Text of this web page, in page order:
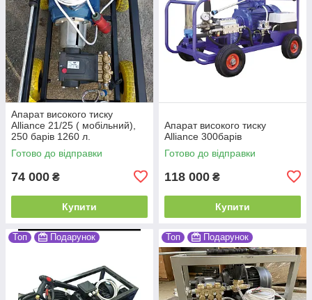
Апарат високого тиску
Alliance 21/25 ( мобільний),
250 барів 1260 л.
Готово до відправки
74 000 ₴
Купити
Апарат високого тиску
Alliance 300барів
Готово до відправки
118 000 ₴
Купити
Топ Подарунок Топ Подарунок